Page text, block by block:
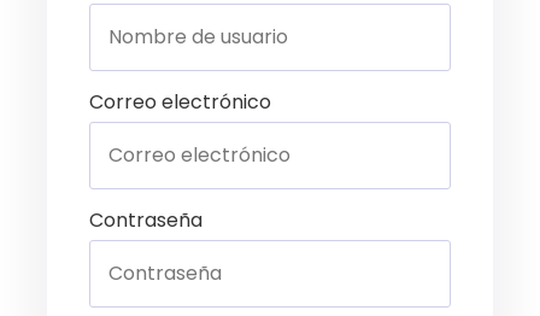
Correo electrónico
Contraseña